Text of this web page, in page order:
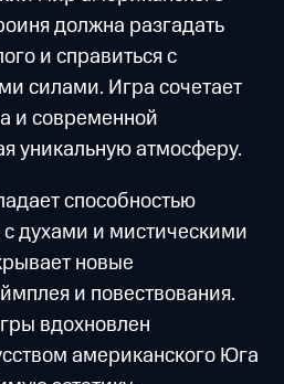
должна разгадать
и справиться с
силами. Игра сочетает
и современной
уникальную атмосферу.
способностью
духами и мистическими
новые
и повествования.
вдохновлен
американского Юга